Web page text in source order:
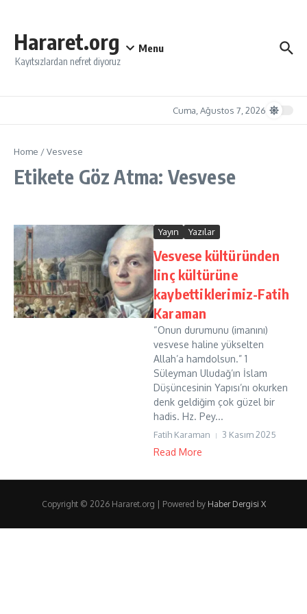
Hararet.org
Kayıtsızlardan nefret diyoruz
Menu
Cuma, Ağustos 7, 2026
Home /Vesvese
Etikete Göz Atma: Vesvese
Yayın Yazılar
Vesvese kültüründen
linç kültürüne
kaybettiklerimiz-Fatih
Karaman
“Onun durumunu (imanını)
vesvese haline yükselten
Allah’a hamdolsun.” 1
Süleyman Uludağ’ın İslam
Düşüncesinin Yapısı’nı okurken
denk geldiğim çok güzel bir
hadis. Hz. Pey...
Fatih Karaman 3 Kasım 2025
Read More
Copyright © 2026 Hararet.org | Powered by Haber Dergisi X